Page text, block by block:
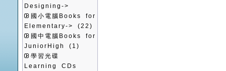
Designing->
國小電腦Books for
Elementary->
(22)
國中電腦Books for
JuniorHigh
(1)
學習光碟
Learning CDs